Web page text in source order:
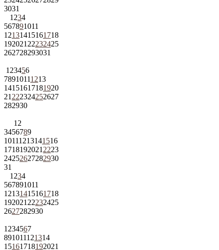
3031
1 234
567891011
12131415161718
192021 22232425
262728293031
1 23456
78910111213
14151617181920
21 222324252627
282930
1 2
3456789
10111213141516
1718192021 2223
24252627282930
31
1 234
567891011
12131415161718
192021 22232425
2627282930
1 234567
891011121314
15161718192021